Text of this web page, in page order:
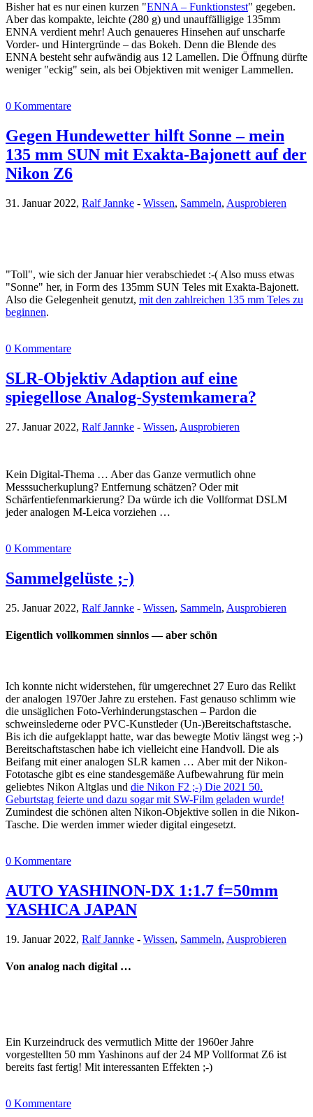
Bisher hat es nur einen kurzen "ENNA – Funktionstest" gegeben.
Aber das kompakte, leichte (280 g) und unauffälligige 135mm
ENNA verdient mehr! Auch genaueres Hinsehen auf unscharfe
Vorder- und Hintergründe – das Bokeh. Denn die Blende des
ENNA besteht sehr aufwändig aus 12 Lamellen. Die Öffnung dürfte
weniger "eckig" sein, als bei Objektiven mit weniger Lammellen.
0 Kommentare
Gegen Hundewetter hilft Sonne – mein
135 mm SUN mit Exakta-Bajonett auf der
Nikon Z6
31. Januar 2022, Ralf Jannke - Wissen, Sammeln, Ausprobieren
"Toll", wie sich der Januar hier verabschiedet :-( Also muss etwas
"Sonne" her, in Form des 135mm SUN Teles mit Exakta-Bajonett.
Also die Gelegenheit genutzt, mit den zahlreichen 135 mm Teles zu
beginnen.
0 Kommentare
SLR-Objektiv Adaption auf eine
spiegellose Analog-Systemkamera?
27. Januar 2022, Ralf Jannke - Wissen, Ausprobieren
Kein Digital-Thema … Aber das Ganze vermutlich ohne
Messsucherkuplung? Entfernung schätzen? Oder mit
Schärfentiefenmarkierung? Da würde ich die Vollformat DSLM
jeder analogen M-Leica vorziehen …
0 Kommentare
Sammelgelüste ;-)
25. Januar 2022, Ralf Jannke - Wissen, Sammeln, Ausprobieren
Eigentlich vollkommen sinnlos — aber schön
Ich konnte nicht widerstehen, für umgerechnet 27 Euro das Relikt
der analogen 1970er Jahre zu erstehen. Fast genauso schlimm wie
die unsäglichen Foto-Verhinderungstaschen – Pardon die
schweinslederne oder PVC-Kunstleder (Un-)Bereitschaftstasche.
Bis ich die aufgeklappt hatte, war das bewegte Motiv längst weg ;-)
Bereitschaftstaschen habe ich vielleicht eine Handvoll. Die als
Beifang mit einer analogen SLR kamen … Aber mit der Nikon-
Fototasche gibt es eine standesgemäße Aufbewahrung für mein
geliebtes Nikon Altglas und die Nikon F2 ;-) Die 2021 50.
Geburtstag feierte und dazu sogar mit SW-Film geladen wurde!
Zumindest die schönen alten Nikon-Objektive sollen in die Nikon-
Tasche. Die werden immer wieder digital eingesetzt.
0 Kommentare
AUTO YASHINON-DX 1:1.7 f=50mm
YASHICA JAPAN
19. Januar 2022, Ralf Jannke - Wissen, Sammeln, Ausprobieren
Von analog nach digital …
Ein Kurzeindruck des vermutlich Mitte der 1960er Jahre
vorgestellten 50 mm Yashinons auf der 24 MP Vollformat Z6 ist
bereits fast fertig! Mit interessanten Effekten ;-)
0 Kommentare